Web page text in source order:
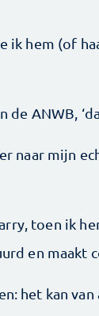
ik hem (of
de ANWB,
naar mijn
toen ik
en maakt
het kan